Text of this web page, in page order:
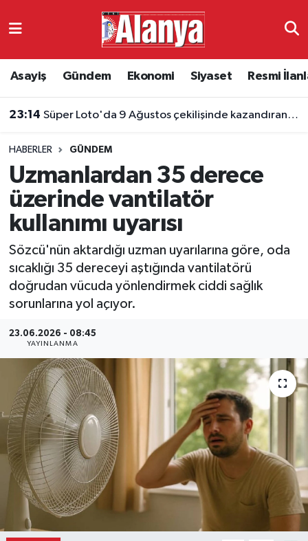
Asayiş Gündem Ekonomi Siyaset Resmi
23:14 Süper Loto'da 9 Ağustos çekilişinde kazandıran numaralar belli oldu
HABERLER GÜNDEM
Uzmanlardan 35 derece
üzerinde vantilatör
kullanımı uyarısı
Sözcü'nün aktardığı uzman uyarılarına göre, oda
sıcaklığı 35 dereceyi aştığında vantilatörü
doğrudan vücuda yönlendirmek ciddi sağlık
sorunlarına yol açıyor.
23.06.2026 - 08:45
YAYINLANMA
Ekonomi
Resmi İlanlar
Alanyaspor
Turizm
E-Gazete
Antalya Namaz Vakitleri
Süper Lig Puan Durumu ve Fikstür
Tüm Manşetler
Son Dakika Haberleri
Haber Arşivi